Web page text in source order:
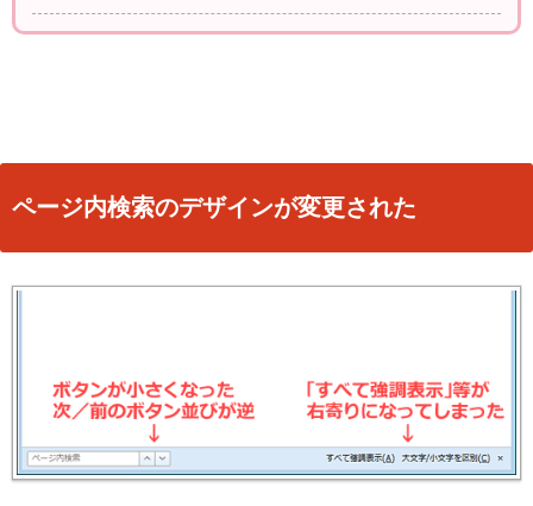
ページ内検索のデザインが変更された